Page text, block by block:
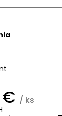
€ / ks